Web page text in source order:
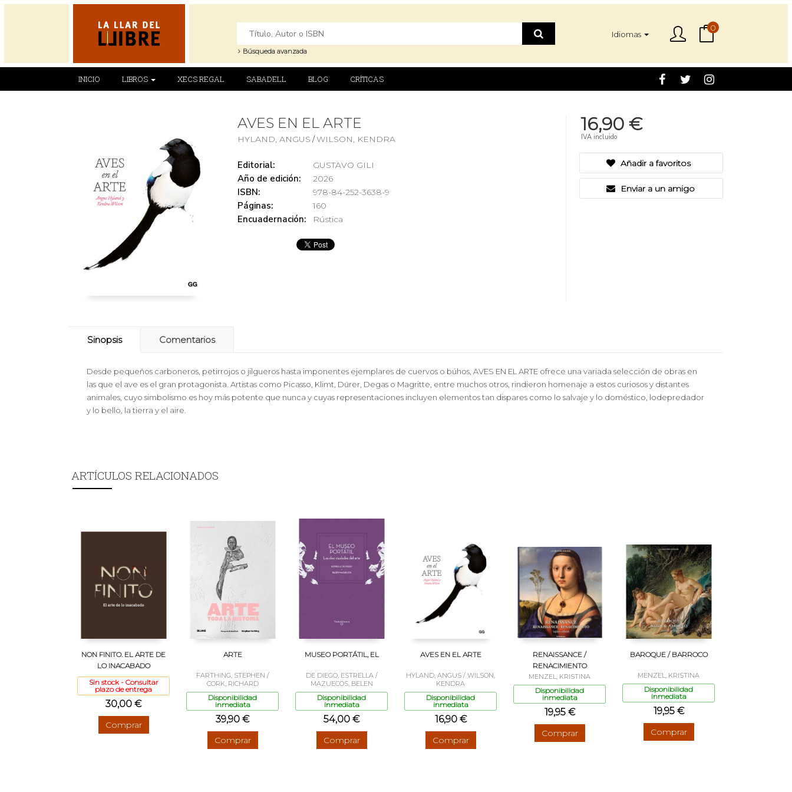
Búsqueda avanzada
Idiomas
0
INICIO LIBROS XECS REGAL SABADELL BLOG CRÍTICAS
AVES EN EL ARTE
HYLAND, ANGUS /WILSON, KENDRA
Editorial: GUSTAVO GILI
Año de edición: 2026
ISBN: 978-84-252-3638-9
Páginas: 160
Encuadernación: Rústica
16,90 €
IVA incluido
Añadir a favoritos
Enviar a un amigo
Sinopsis Comentarios
Desde pequeños carboneros, petirrojos o jilgueros hasta imponentes ejemplares de cuervos o búhos, AVES EN EL ARTE ofrece una variada selección de obras en
las que el ave es el gran protagonista. Artistas como Picasso, Klimt, Dürer, Degas o Magritte, entre muchos otros, rindieron homenaje a estos curiosos y distantes
animales, cuyo simbolismo es hoy más potente que nunca y cuyas representaciones incluyen elementos tan dispares como lo salvaje y lo doméstico, lodepredador
y lo bello, la tierra y el aire.
ARTÍCULOS RELACIONADOS
NON FINITO. EL ARTE DE
LO INACABADO
Sin stock - Consultar
plazo de entrega
30,00 €
Comprar
ARTE
FARTHING, STEPHEN /
CORK, RICHARD
Disponibilidad
inmediata
39,90 €
Comprar
MUSEO PORTÁTIL, EL
DE DIEGO, ESTRELLA /
MAZUECOS, BELEN
Disponibilidad
inmediata
54,00 €
Comprar
AVES EN EL ARTE
HYLAND, ANGUS / WILSON,
KENDRA
Disponibilidad
inmediata
16,90 €
Comprar
RENAISSANCE /
RENACIMIENTO
MENZEL, KRISTINA
Disponibilidad
inmediata
19,95 €
Comprar
BAROQUE / BARROCO
MENZEL, KRISTINA
Disponibilidad
inmediata
19,95 €
Comprar